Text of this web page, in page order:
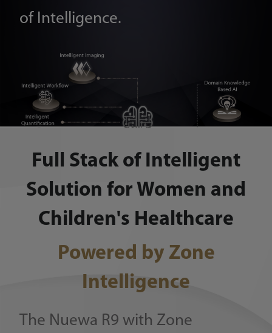
of Intelligence.
Full Stack of Intelligent
Solution for Women and
Children's Healthcare
Powered by Zone
Intelligence
The Nuewa R9 with Zone